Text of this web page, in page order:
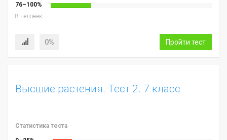
76–100%
8 человек
0% Пройти тест
Высшие растения. Тест 2. 7 класс
Статистика теста